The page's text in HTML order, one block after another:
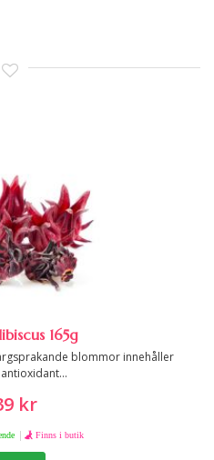
165g
blommor innehåller
kr
| Finns i butik